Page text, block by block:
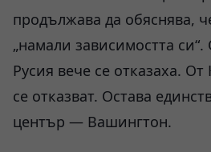
продължава да обяснява,
„намали зависимостта
Русия вече се отказаха.
се отказват. Остава
център — Вашингтон.